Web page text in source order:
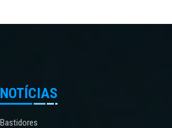
NOTÍCIAS
Bastidores